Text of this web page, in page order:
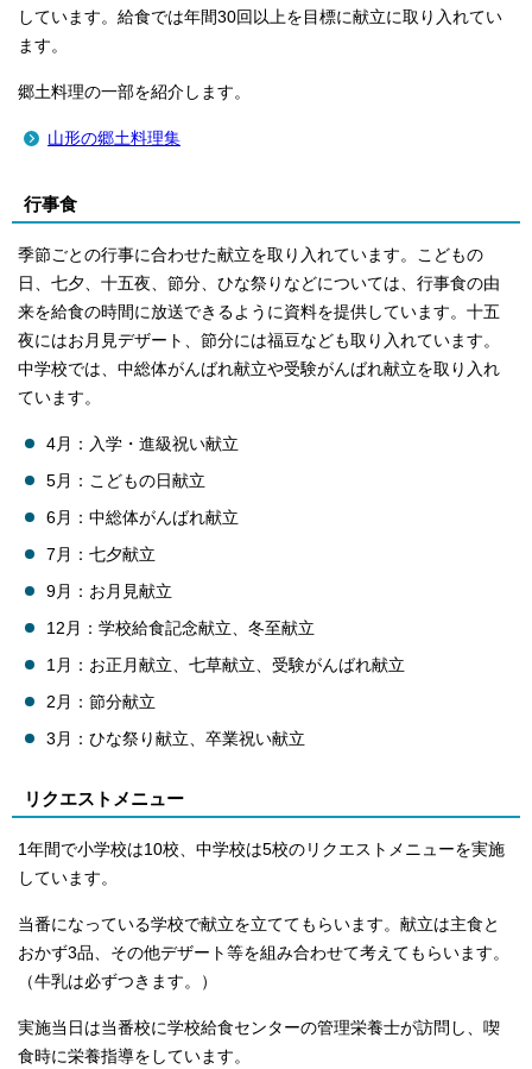
しています。給食では年間30回以上を目標に献立に取り入れてい
ます。
郷土料理の一部を紹介します。
山形の郷土料理集
行事食
季節ごとの行事に合わせた献立を取り入れています。こどもの
日、七夕、十五夜、節分、ひな祭りなどについては、行事食の由
来を給食の時間に放送できるように資料を提供しています。十五
夜にはお月見デザート、節分には福豆なども取り入れています。
中学校では、中総体がんばれ献立や受験がんばれ献立を取り入れ
ています。
4月：入学・進級祝い献立
5月：こどもの日献立
6月：中総体がんばれ献立
7月：七夕献立
9月：お月見献立
12月：学校給食記念献立、冬至献立
1月：お正月献立、七草献立、受験がんばれ献立
2月：節分献立
3月：ひな祭り献立、卒業祝い献立
リクエストメニュー
1年間で小学校は10校、中学校は5校のリクエストメニューを実施
しています。
当番になっている学校で献立を立ててもらいます。献立は主食と
おかず3品、その他デザート等を組み合わせて考えてもらいます。
（牛乳は必ずつきます。）
実施当日は当番校に学校給食センターの管理栄養士が訪問し、喫
食時に栄養指導をしています。